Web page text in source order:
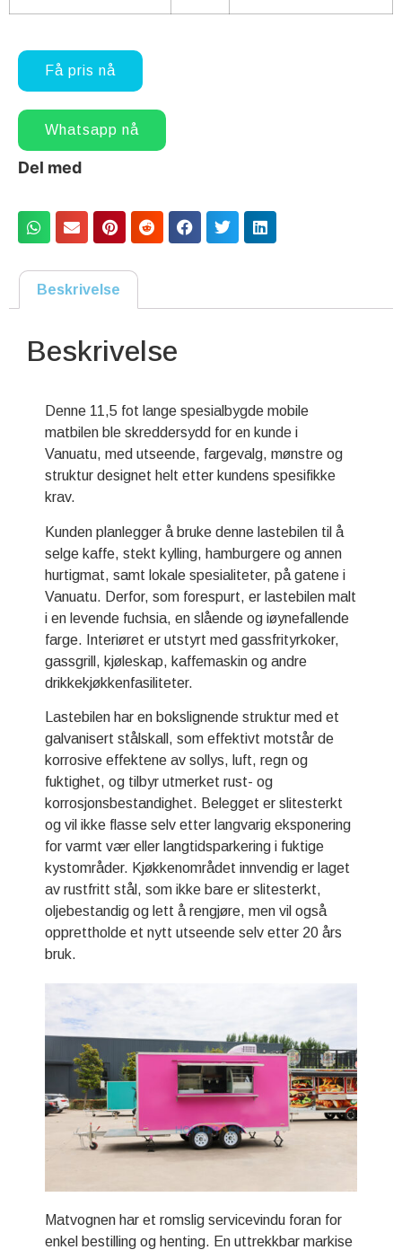
Få pris nå
Whatsapp nå
Del med
Beskrivelse
Beskrivelse
Denne 11,5 fot lange spesialbygde mobile
matbilen ble skreddersydd for en kunde i
Vanuatu, med utseende, fargevalg, mønstre og
struktur designet helt etter kundens spesifikke
krav.
Kunden planlegger å bruke denne lastebilen til å
selge kaffe, stekt kylling, hamburgere og annen
hurtigmat, samt lokale spesialiteter, på gatene i
Vanuatu. Derfor, som forespurt, er lastebilen malt
i en levende fuchsia, en slående og iøynefallende
farge. Interiøret er utstyrt med gassfrityrkoker,
gassgrill, kjøleskap, kaffemaskin og andre
drikkekjøkkenfasiliteter.
Lastebilen har en bokslignende struktur med et
galvanisert stålskall, som effektivt motstår de
korrosive effektene av sollys, luft, regn og
fuktighet, og tilbyr utmerket rust- og
korrosjonsbestandighet. Belegget er slitesterkt
og vil ikke flasse selv etter langvarig eksponering
for varmt vær eller langtidsparkering i fuktige
kystområder. Kjøkkenområdet innvendig er laget
av rustfritt stål, som ikke bare er slitesterkt,
oljebestandig og lett å rengjøre, men vil også
opprettholde et nytt utseende selv etter 20 års
bruk.
Matvognen har et romslig servicevindu foran for
enkel bestilling og henting. En uttrekkbar markise